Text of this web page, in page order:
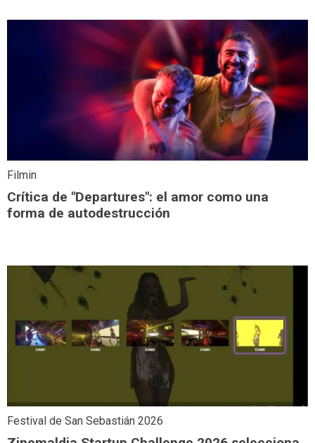
Filmin
Crítica de "Departures": el amor como una
forma de autodestrucción
Festival de San Sebastián 2026